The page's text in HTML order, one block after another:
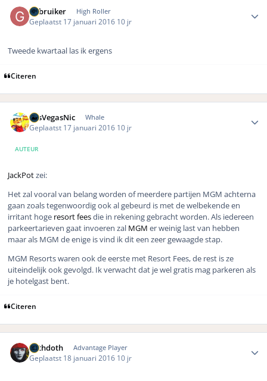
Gebruiker High Roller
Geplaatst 17 januari 2016 10 jr
Tweede kwartaal las ik ergens
Citeren
LasVegasNic Whale
Geplaatst 17 januari 2016 10 jr
AUTEUR
JackPotzei:
Het zal vooral van belang worden of meerdere partijen MGM achterna
gaan zoals tegenwoordig ook al gebeurd is met de welbekende en
irritant hoge resort feesdie in rekening gebracht worden. Als iedereen
parkeertarieven gaat invoeren zal MGM er weinig last van hebben
maar als MGM de enige is vind ik dit een zeer gewaagde stap.
MGM Resorts waren ook de eerste met Resort Fees, de rest is ze
uiteindelijk ook gevolgd. Ik verwacht dat je wel gratis mag parkeren als
je hotelgast bent.
Citeren
bethdoth Advantage Player
Geplaatst 18 januari 2016 10 jr